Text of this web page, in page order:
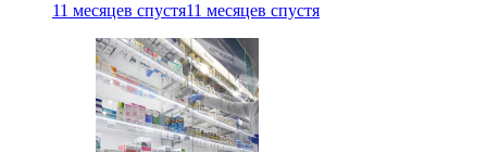
11 месяцев спустя11 месяцев спустя